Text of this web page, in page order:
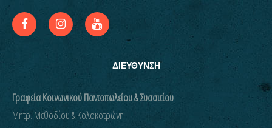
ΔΙΕΥΘΥΝΣΗ
Γραφεία Κοινωνικού Παντοπωλείου & Συσσιτίου
Μητρ. Μεθοδίου & Κολοκοτρώνη